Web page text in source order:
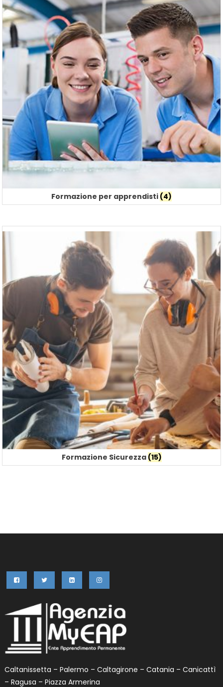
Formazione per apprendisti (4)
Formazione Sicurezza (15)
Caltanissetta – Palermo – Caltagirone – Catania – Canicattì
– Ragusa – Piazza Armerina